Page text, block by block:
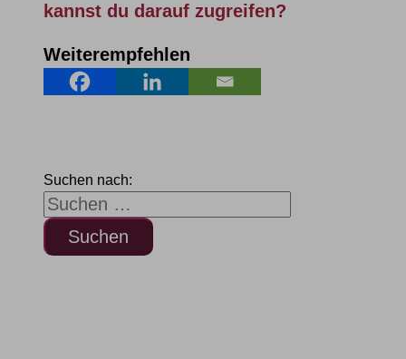
kannst du darauf zugreifen?
Weiterempfehlen
Suchen nach: